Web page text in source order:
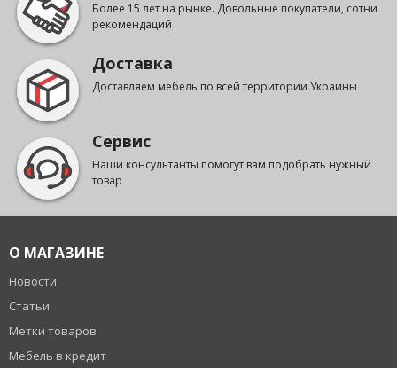
Более 15 лет на рынке. Довольные покупатели, сотни
рекомендаций
Доставка
Доставляем мебель по всей территории Украины
Сервис
Наши консультанты помогут вам подобрать нужный
товар
О МАГАЗИНЕ
Новости
Статьи
Метки товаров
Мебель в кредит